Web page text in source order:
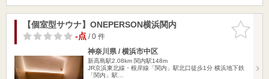
お気に入
りに追加
【個室型サウナ】ONEPERSON横浜関内
-点/ 0 件
神奈川県 / 横浜市中区
新高島駅2.08km 関内駅148m
JR京浜東北線・根岸線「関内」駅北口徒歩1分 横浜地下鉄
「関内」駅…